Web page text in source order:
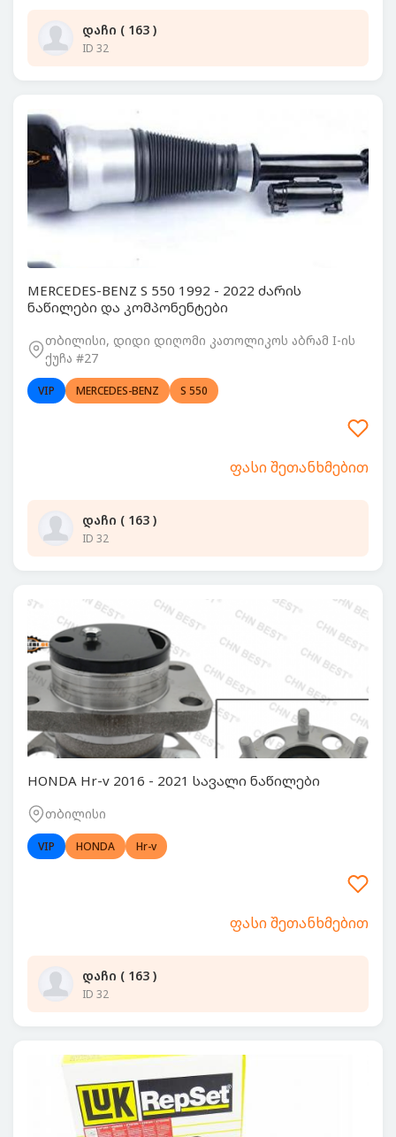
დაჩი ( 163 )
ID 32
MERCEDES-BENZ S 550 1992 - 2022 ძარის
ნაწილები და კომპონენტები
თბილისი, დიდი დიღომი კათოლიკოს აბრამ I-ის
ქუჩა #27
VIP MERCEDES-BENZ S 550
ფასი შეთანხმებით
დაჩი ( 163 )
ID 32
HONDA Hr-v 2016 - 2021 სავალი ნაწილები
თბილისი
VIP HONDA Hr-v
ფასი შეთანხმებით
დაჩი ( 163 )
ID 32